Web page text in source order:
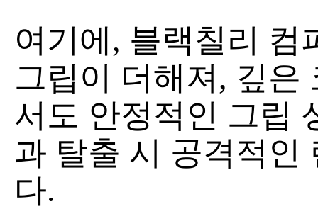
여기에, 블랙칠리 컴
그립이 더해져, 깊은
서도 안정적인 그립
과 탈출 시 공격적인
다.